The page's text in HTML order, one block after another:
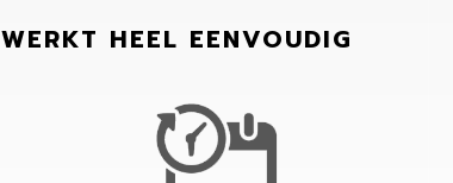
WERKT HEEL EENVOUDIG